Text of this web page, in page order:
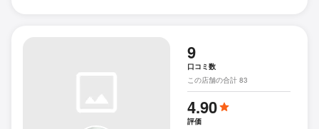
9
口コミ数
この店舗の合計 83
4.90
評価